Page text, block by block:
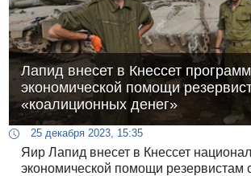
Лапид внесет в Кнессет
экономической помощи
«коалиционных денег»
25 декабря 2023, 15:35
Яир Лапид внесет в Кнессет
экономической помощи резервистам